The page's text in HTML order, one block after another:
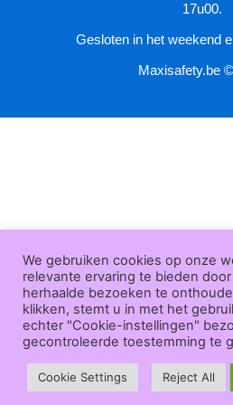
17u00.
Gesloten in het weekend
Maxisafety.be
We gebruiken cookies op onze
relevante ervaring te bieden
herhaalde bezoeken te
klikken, stemt u in met het
echter "Cookie-instellingen"
gecontroleerde toestemming te
Cookie Settings Reject All